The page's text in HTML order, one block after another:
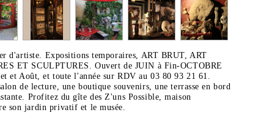
d'artiste. Expositions temporaires, ART BRUT, ART
ET SCULPTURES. Ouvert de JUIN à Fin-OCTOBRE
et Août, et toute l'année sur RDV au 03 80 93 21 61.
de lecture, une boutique souvenirs, une terrasse en bord
Profitez du gîte des Z'uns Possible, maison
son jardin privatif et le musée.